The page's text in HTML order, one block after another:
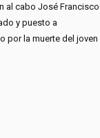
al cabo José Francisco
y puesto a
por la muerte del joven